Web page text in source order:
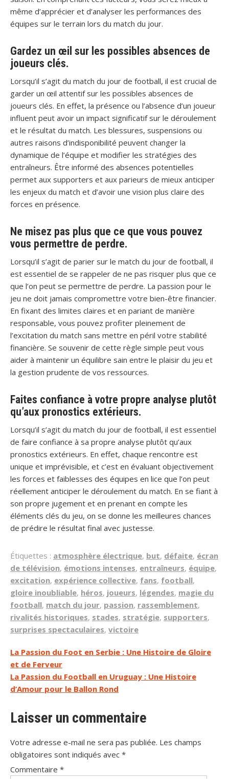
même d’apprécier et d’analyser les performances des
équipes sur le terrain lors du match du jour.
Gardez un œil sur les possibles absences de
joueurs clés.
Lorsqu’il s’agit du match du jour de football, il est crucial de
garder un œil attentif sur les possibles absences de
joueurs clés. En effet, la présence ou l’absence d’un joueur
influent peut avoir un impact significatif sur le déroulement
et le résultat du match. Les blessures, suspensions ou
autres raisons d’indisponibilité peuvent changer la
dynamique de l’équipe et modifier les stratégies des
entraîneurs. Être informé des absences potentielles
permet aux supporters et aux parieurs de mieux anticiper
les enjeux du match et d’avoir une vision plus claire des
forces en présence.
Ne misez pas plus que ce que vous pouvez
vous permettre de perdre.
Lorsqu’il s’agit de parier sur le match du jour de football, il
est essentiel de se rappeler de ne pas risquer plus que ce
que l’on peut se permettre de perdre. La passion pour le
jeu ne doit jamais compromettre votre bien-être financier.
En fixant des limites claires et en pariant de manière
responsable, vous pouvez profiter pleinement de
l’excitation du match sans mettre en péril votre stabilité
financière. Se souvenir de cette règle simple peut vous
aider à maintenir un équilibre sain entre le plaisir du jeu et
la gestion prudente de vos ressources.
Faites confiance à votre propre analyse plutôt
qu’aux pronostics extérieurs.
Lorsqu’il s’agit du match du jour de football, il est essentiel
de faire confiance à sa propre analyse plutôt qu’aux
pronostics extérieurs. En effet, chaque rencontre est
unique et imprévisible, et c’est en évaluant objectivement
les forces et faiblesses des équipes en lice que l’on peut
réellement anticiper le déroulement du match. En se fiant à
son propre jugement et en prenant en compte les
éléments clés du jeu, on se donne les meilleures chances
de prédire le résultat final avec justesse.
Étiquettes : atmosphère électrique, but, défaite, écran
de télévision, émotions intenses, entraîneurs, équipe,
excitation, expérience collective, fans, football,
gloire inoubliable, héros, joueurs, légendes, magie du
football, match du jour, passion, rassemblement,
rivalités historiques, stades, stratégie, supporters,
surprises spectaculaires, victoire
Navigation
de
l’article
La Passion du Foot en Serbie : Une Histoire de Gloire
et de Ferveur
La Passion du Football en Uruguay : Une Histoire
d’Amour pour le Ballon Rond
Laisser un commentaire
Votre adresse e-mail ne sera pas publiée. Les champs
obligatoires sont indiqués avec *
Commentaire *